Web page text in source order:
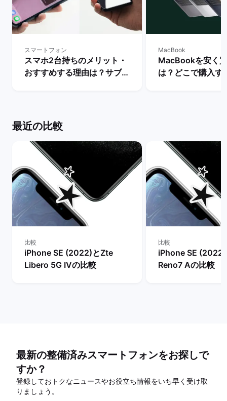
スマートフォン
スマホ2台持ちのメリット・
おすすめする理由は？サブス
MacBook
MacBookを安く
は？どこで購入す
最近の比較
比較
iPhone SE (2022)とZte
Libero 5G IVの比較
比較
iPhone SE
Reno7 Aの比較
最新の整備済みスマートフォンをお探しで
すか？
登録しておトクなニュースやお役立ち情報をいち早く受け取
りましょう。